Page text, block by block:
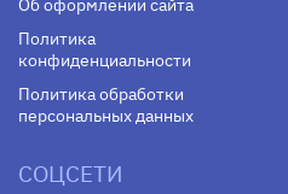
Об оформлении сайта
Политика
конфиденциальности
Политика обработки
персональных данных
СОЦСЕТИ